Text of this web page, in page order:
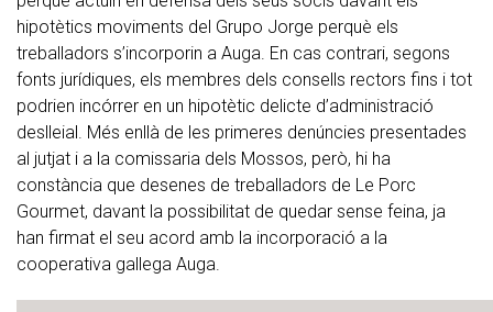
hipotètics moviments del Grupo Jorge perquè els
treballadors s’incorporin a Auga. En cas contrari, segons
fonts jurídiques, els membres dels consells rectors fins i tot
podrien incórrer en un hipotètic delicte d’administració
deslleial. Més enllà de les primeres denúncies presentades
al jutjat i a la comissaria dels Mossos, però, hi ha
constància que desenes de treballadors de Le Porc
Gourmet, davant la possibilitat de quedar sense feina, ja
han firmat el seu acord amb la incorporació a la
cooperativa gallega Auga.